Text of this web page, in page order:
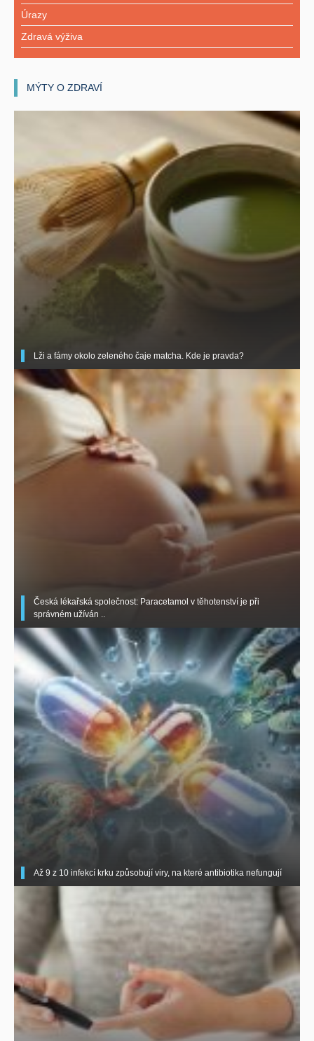
Úrazy
Zdravá výživa
MÝTY O ZDRAVÍ
Lži a fámy okolo zeleného čaje matcha. Kde je pravda?
Česká lékařská společnost: Paracetamol v těhotenství je při
správném užíván ..
Až 9 z 10 infekcí krku způsobují viry, na které antibiotika nefungují